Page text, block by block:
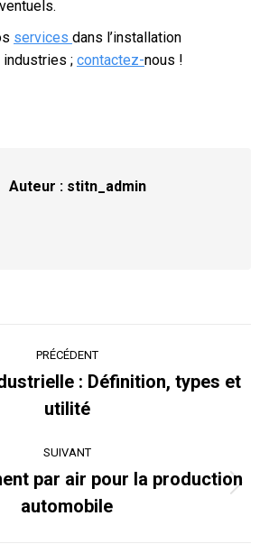
services dans l’installation
; contactez-nous !
Auteur : stitn_admin
PRÉCÉDENT
précédent
: Définition, types et
utilité
SUIVANT
Article
suivant
par air pour la production
automobile